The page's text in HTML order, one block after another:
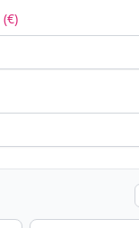
(€)